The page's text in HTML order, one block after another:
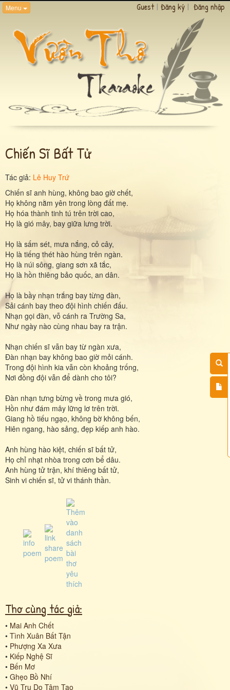
Menu Guest | Đăng ký | Đăng nhập
Chiến Sĩ Bất Tử
Tác giả: Lê Huy Trứ
Chiến sĩ anh hùng, không bao giờ chết,
Họ không nằm yên trong lòng đất mẹ.
Họ hóa thành tinh tú trên trời cao,
Họ là gió mây, bay giữa lưng trời.
Họ là sấm sét, mưa nắng, cỏ cây,
Họ là tiếng thét hào hùng trên ngàn.
Họ là núi sông, giang sơn xã tắc,
Họ là hồn thiêng bảo quốc, an dân.
Họ là bầy nhạn trắng bay từng đàn,
Sải cánh bay theo đội hình chiến đấu.
Nhạn gọi đàn, vỗ cánh ra Trường Sa,
Như ngày nào cùng nhau bay ra trận.
Nhạn chiến sĩ vẫn bay từ ngàn xưa,
Đàn nhạn bay không bao giờ mỏi cánh.
Trong đội hình kia vẫn còn khoảng trống,
Nơi đồng đội vẫn để dành cho tôi?
Đàn nhạn tưng bừng về trong mưa gió,
Hồn như đám mây lững lơ trên trời.
Giang hồ tiếu ngạo, không bờ không bến,
Hiên ngang, hào sảng, đẹp kiếp anh hào.
Anh hùng hào kiệt, chiến sĩ bất tử,
Họ chỉ nhạt nhòa trong cơn bể dâu.
Anh hùng tử trận, khí thiêng bất tử,
Sinh vi chiến sĩ, tử vi thánh thần.
Thơ cùng tác giả:
• Mai Anh Chết
• Tình Xuân Bất Tận
• Phượng Xa Xưa
• Kiếp Nghệ Sĩ
• Bến Mơ
• Ghẹo Bồ Nhí
• Vũ Trụ Do Tâm Tạo